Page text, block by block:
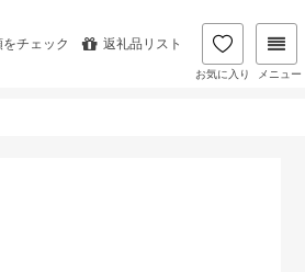
をチェック 返礼品リスト
お気に入り メニュー